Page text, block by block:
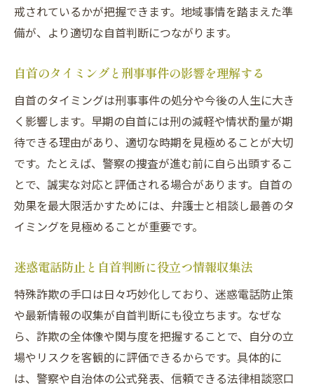
特殊詐欺事件への再発防止と自助努力のポ
イント
戒されているかが把握できます。地域事情を踏まえた準
備が、より適切な自首判断につながります。
自首のタイミングと刑事事件の影響を理解する
自首のタイミングは刑事事件の処分や今後の人生に大き
く影響します。早期の自首には刑の減軽や情状酌量が期
待できる理由があり、適切な時期を見極めることが大切
です。たとえば、警察の捜査が進む前に自ら出頭するこ
とで、誠実な対応と評価される場合があります。自首の
効果を最大限活かすためには、弁護士と相談し最善のタ
イミングを見極めることが重要です。
迷惑電話防止と自首判断に役立つ情報収集法
特殊詐欺の手口は日々巧妙化しており、迷惑電話防止策
や最新情報の収集が自首判断にも役立ちます。なぜな
ら、詐欺の全体像や関与度を把握することで、自分の立
場やリスクを客観的に評価できるからです。具体的に
は、警察や自治体の公式発表、信頼できる法律相談窓口